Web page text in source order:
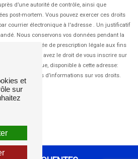
d’une autorité de contrôle, ainsi que
post-mortem. Vous pouvez exercer ces droits
courrier électronique à l'adresse . Un justificatif
Nous conservons vos données pendant la
pendant la durée de prescription légale aux fins
Vous avez le droit de vous inscrire sur
téléphonique, disponible à cette adresse:
cnil.fr pour plus d’informations sur vos droits.
et
sur